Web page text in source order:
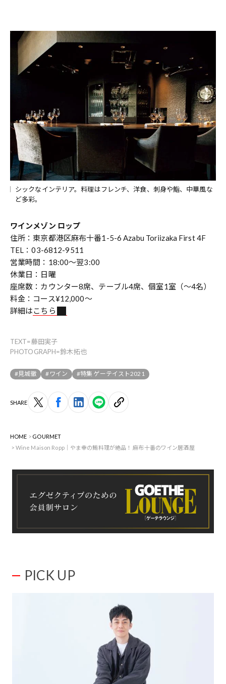
シックなインテリア。料理はフレンチ、洋食、刺身や鮨、中華風な
ど多彩。
ワインメゾン ロップ
住所：東京都港区麻布十番1-5-6 Azabu Toriizaka First 4F
TEL：03-6812-9511
営業時間：18:00～翌3:00
休業日：日曜
座席数：カウンター8席、テーブル4席、個室1室（～4名）
料金：コース¥12,000～
詳細はこちら
TEXT=藤田実子
PHOTOGRAPH=鈴木拓也
#見城徹 #ワイン #特集 ゲーテイスト2021
SHARE
HOME
GOURMET
Wine Maison Ropp｜やま幸の鮪料理が絶品！ 麻布十番のワイン居酒屋
PICK UP